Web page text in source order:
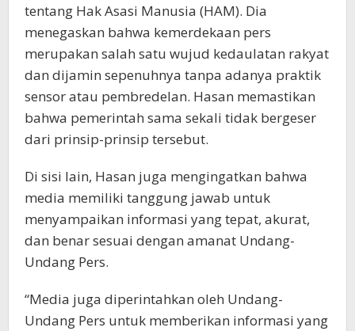
tentang Hak Asasi Manusia (HAM). Dia
menegaskan bahwa kemerdekaan pers
merupakan salah satu wujud kedaulatan rakyat
dan dijamin sepenuhnya tanpa adanya praktik
sensor atau pembredelan. Hasan memastikan
bahwa pemerintah sama sekali tidak bergeser
dari prinsip-prinsip tersebut.
Di sisi lain, Hasan juga mengingatkan bahwa
media memiliki tanggung jawab untuk
menyampaikan informasi yang tepat, akurat,
dan benar sesuai dengan amanat Undang-
Undang Pers.
“Media juga diperintahkan oleh Undang-
Undang Pers untuk memberikan informasi yang